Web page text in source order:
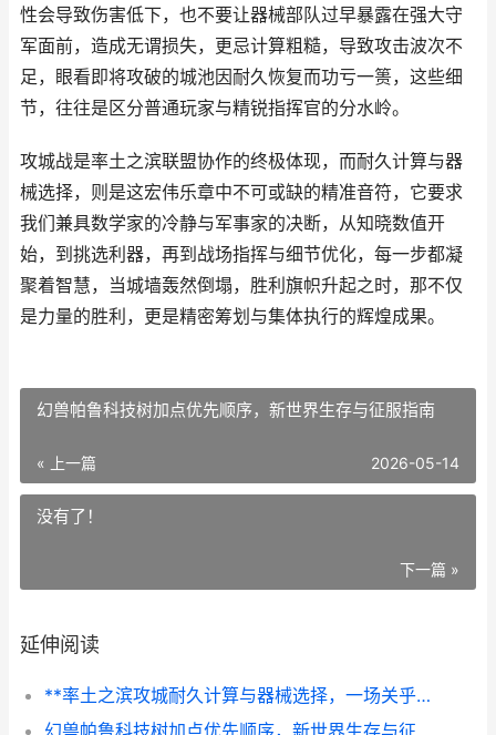
性会导致伤害低下，也不要让器械部队过早暴露在强大守
军面前，造成无谓损失，更忌计算粗糙，导致攻击波次不
足，眼看即将攻破的城池因耐久恢复而功亏一篑，这些细
节，往往是区分普通玩家与精锐指挥官的分水岭。
攻城战是率土之滨联盟协作的终极体现，而耐久计算与器
械选择，则是这宏伟乐章中不可或缺的精准音符，它要求
我们兼具数学家的冷静与军事家的决断，从知晓数值开
始，到挑选利器，再到战场指挥与细节优化，每一步都凝
聚着智慧，当城墙轰然倒塌，胜利旗帜升起之时，那不仅
是力量的胜利，更是精密筹划与集体执行的辉煌成果。
幻兽帕鲁科技树加点优先顺序，新世界生存与征服指南
« 上一篇 2026-05-14
没有了！
下一篇 »
延伸阅读
**率土之滨攻城耐久计算与器械选择，一场关乎胜负的精密博弈**